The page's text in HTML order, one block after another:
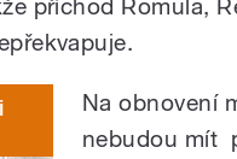
příchod Romula,
Na obnovení
nebudou mít